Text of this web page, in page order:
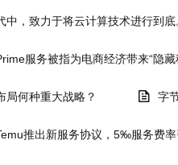
，致力于将云计算技术进行到底
服务被指为电商经济带来“隐藏
局何种重大战略？ 字
推出新服务协议，5‰服务费